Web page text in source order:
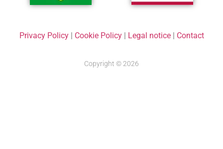
Privacy Policy| Cookie Policy| Legal notice| Contact
Copyright © 2026